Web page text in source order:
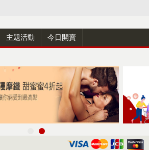
主題活動 今日開賣